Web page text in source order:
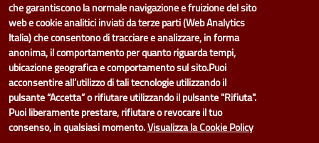
dati.cittametropolitana.genova.it è il progetto "Open Data" della
Metropolitana di Genova.
Il design e la gestione sono a cura del Servizio Sistemi Informativi. Ogni
Direzione è responsabile per la parte di "dati" e "dataset".
accedi (area riservata)|contatti|privacy|Statistiche
che garantiscono la normale navigazione e fruizione del sito
web e cookie analitici inviati da terze parti (Web Analytics
Italia) che consentono di tracciare e analizzare, in forma
anonima, il comportamento per quanto riguarda tempi,
ubicazione geografica e comportamento sul sito.Puoi
acconsentire all’utilizzo di tali tecnologie utilizzando il
pulsante “Accetta” o rifiutare utilizzando il pulsante "Rifiuta".
Puoi liberamente prestare, rifiutare o revocare il tuo
consenso, in qualsiasi momento.Visualizza la Cookie Policy